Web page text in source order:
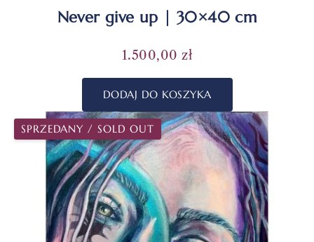
Never give up | 30×40 cm
1.500,00zł
DODAJ DO KOSZYKA